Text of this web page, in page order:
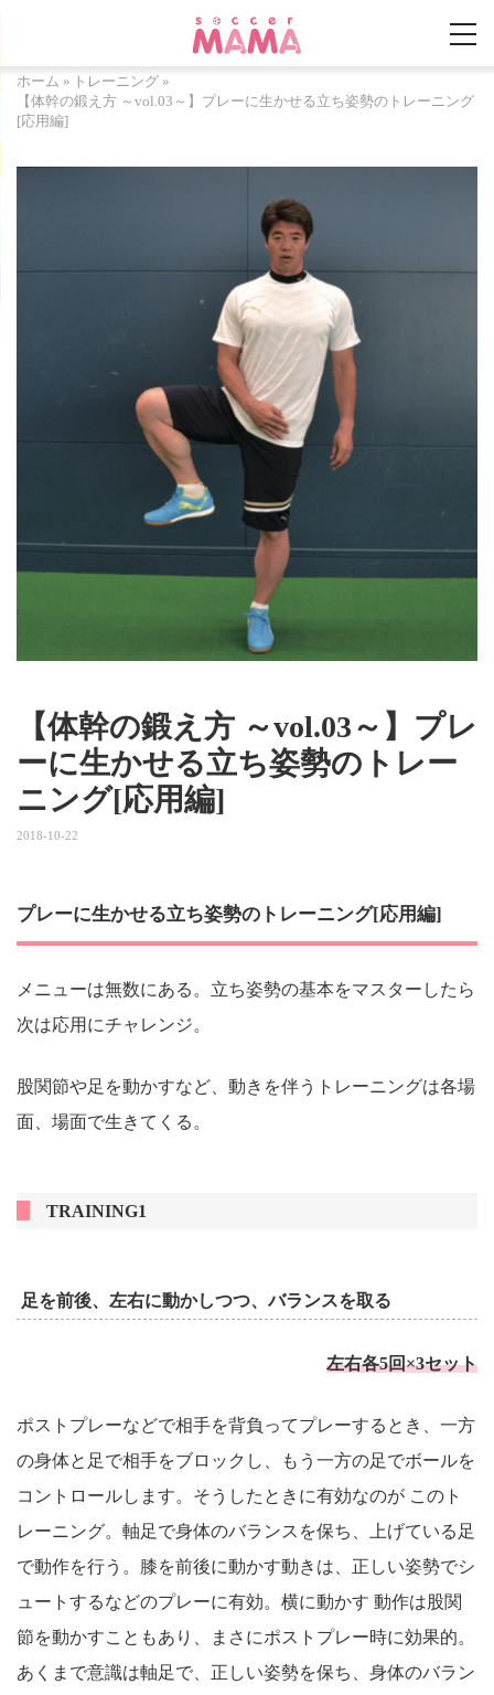
ホーム » トレーニング »
【体幹の鍛え方 ～vol.03～】プレーに生かせる立ち姿勢のトレーニング
[応用編]
【体幹の鍛え方 ～vol.03～】プレ
ーに生かせる立ち姿勢のトレー
ニング[応用編]
2018-10-22
プレーに生かせる立ち姿勢のトレーニング[応用編]
メニューは無数にある。立ち姿勢の基本をマスターしたら
次は応用にチャレンジ。
股関節や足を動かすなど、動きを伴うトレーニングは各場
面、場面で生きてくる。
TRAINING1
足を前後、左右に動かしつつ、バランスを取る
左右各5回×3セット
ポストプレーなどで相手を背負ってプレーするとき、一方
の身体と足で相手をブロックし、もう一方の足でボールを
コントロールします。そうしたときに有効なのが このト
レーニング。軸足で身体のバランスを保ち、上げている足
で動作を行う。膝を前後に動かす動きは、正しい姿勢でシ
ュートするなどのプレーに有効。横に動かす 動作は股関
節を動かすこともあり、まさにポストプレー時に効果的。
あくまで意識は軸足で、正しい姿勢を保ち、身体のバラン